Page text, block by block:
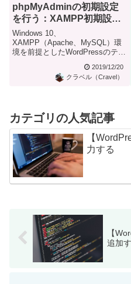
phpMyAdminの初期設定
を行う：XAMPP初期設定
(3/4)
Windows 10、
XAMPP（Apache、MySQL）環
境を前提としたWordPressのテス
2019/12/20
クラベル（Cravel）
カテゴリの人気記事
【
力する
【
追加